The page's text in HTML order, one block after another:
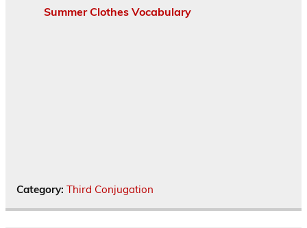
Summer Clothes Vocabulary
Category: Third Conjugation